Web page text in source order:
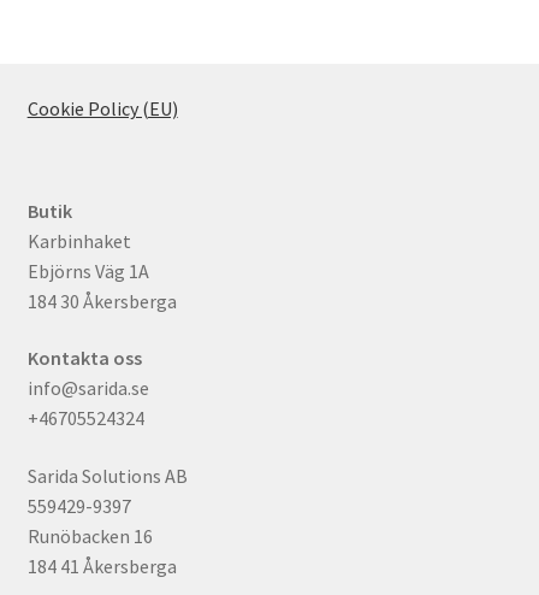
Cookie Policy (EU)
Butik
Karbinhaket
Ebjörns Väg 1A
184 30 Åkersberga
Kontakta oss
info@sarida.se
+46705524324
Sarida Solutions AB
559429-9397
Runöbacken 16
184 41 Åkersberga